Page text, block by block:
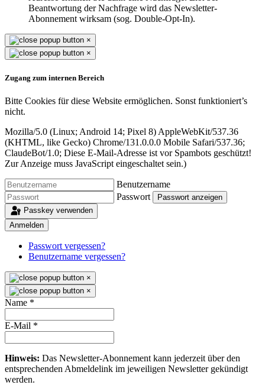
Beantwortung der Nachfrage wird das Newsletter-
Abonnement wirksam (sog. Double-Opt-In).
×
×
Zugang zum internen Bereich
Bitte Cookies für diese Website ermöglichen. Sonst funktioniert’s
nicht.
Mozilla/5.0 (Linux; Android 14; Pixel 8) AppleWebKit/537.36
(KHTML, like Gecko) Chrome/131.0.0.0 Mobile Safari/537.36;
ClaudeBot/1.0; Diese E-Mail-Adresse ist vor Spambots geschützt!
Zur Anzeige muss JavaScript eingeschaltet sein.)
Benutzername
Passwort
Passwort anzeigen
Passkey verwenden
Anmelden
Passwort vergessen?
Benutzername vergessen?
×
×
Name *
E-Mail *
Hinweis: Das Newsletter-Abonnement kann jederzeit über den
entsprechenden Abmeldelink im jeweiligen Newsletter gekündigt
werden.